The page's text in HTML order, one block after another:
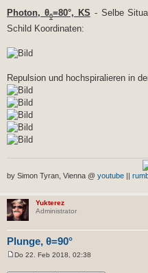
Photon, θ0=80°, KS - Selbe
Schild Koordinaten:
Repulsion und hochspiralieren in
by Simon Tyran, Vienna @ youtube
Yukterez
Administrator
Plunge, θ=90°
Do 22. Feb 2018, 02:38